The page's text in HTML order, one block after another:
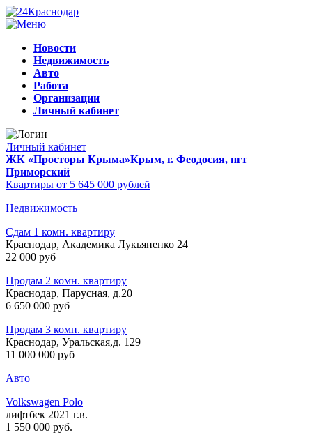
Новости
Недвижимость
Авто
Работа
Организации
Личный кабинет
Личный кабинет
ЖК «Просторы Крыма»Крым, г. Феодосия, пгт
Приморский
Квартиры от 5 645 000 рублей
Недвижимость
Сдам 1 комн. квартиру
Краснодар, Академика Лукьяненко 24
22 000 руб
Продам 2 комн. квартиру
Краснодар, Парусная, д.20
6 650 000 руб
Продам 3 комн. квартиру
Краснодар, Уральская,д. 129
11 000 000 руб
Авто
Volkswagen Polo
лифтбек 2021 г.в.
1 550 000 руб.